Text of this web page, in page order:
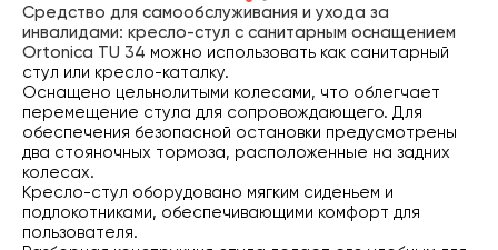
Средство для самообслуживания и ухода за
инвалидами: кресло-стул с санитарным оснащением
Ortonica TU 34 можно использовать как санитарный
стул или кресло-каталку.
Оснащено цельнолитыми колесами, что облегчает
перемещение стула для сопровождающего. Для
обеспечения безопасной остановки предусмотрены
два стояночных тормоза, расположенные на задних
колесах.
Кресло-стул оборудовано мягким сиденьем и
подлокотниками, обеспечивающими комфорт для
пользователя.